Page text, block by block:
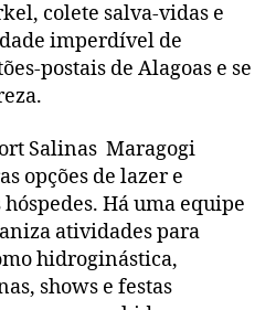
colete salva-vidas e
imperdível de
postais de Alagoas e se
Salinas Maragogi
opções de lazer e
Há uma equipe
atividades para
hidroginástica,
shows e festas